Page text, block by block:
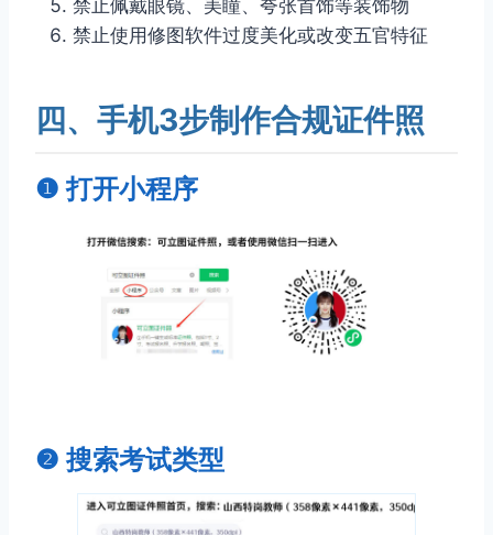
禁止佩戴眼镜、美瞳、夸张首饰等装饰物
禁止使用修图软件过度美化或改变五官特征
四、手机3步制作合规证件照
❶ 打开小程序
❷ 搜索考试类型